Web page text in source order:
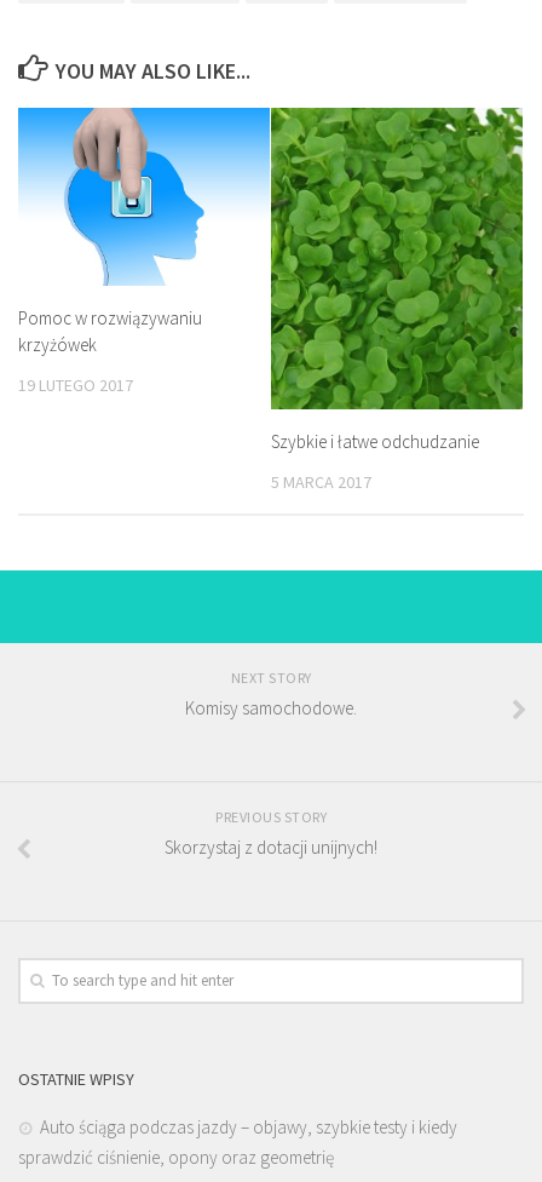
YOU MAY ALSO LIKE...
Pomoc w rozwiązywaniu
krzyżówek
19 LUTEGO 2017
Szybkie i łatwe odchudzanie
5 MARCA 2017
NEXT STORY
Komisy samochodowe.
PREVIOUS STORY
Skorzystaj z dotacji unijnych!
OSTATNIE WPISY
Auto ściąga podczas jazdy – objawy, szybkie testy i kiedy
sprawdzić ciśnienie, opony oraz geometrię